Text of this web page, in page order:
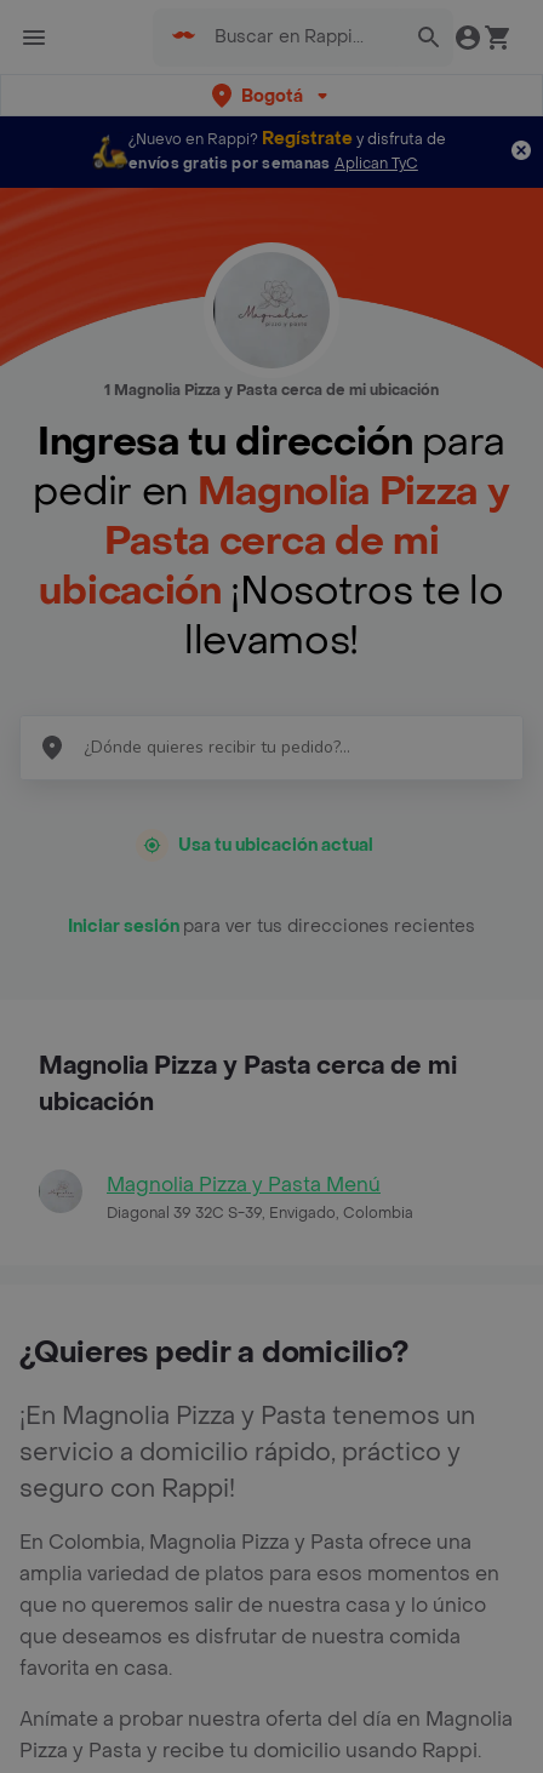
Bogotá
¿Nuevo en Rappi? Regístratey disfruta de
envíos gratis por semanas Aplican TyC
1 Magnolia Pizza y Pasta cerca de mi ubicación
Ingresa tu dirección para
pedir en Magnolia Pizza y
Pasta cerca de mi
ubicación ¡Nosotros te lo
llevamos!
Usa tu ubicación actual
Iniciar sesión para ver tus direcciones recientes
Magnolia Pizza y Pasta cerca de mi
ubicación
Magnolia Pizza y Pasta Menú
Diagonal 39 32C S-39, Envigado, Colombia
¿Quieres pedir a domicilio?
¡En Magnolia Pizza y Pasta tenemos un
servicio a domicilio rápido, práctico y
seguro con Rappi!
En Colombia, Magnolia Pizza y Pasta ofrece una
amplia variedad de platos para esos momentos en
que no queremos salir de nuestra casa y lo único
que deseamos es disfrutar de nuestra comida
favorita en casa.
Anímate a probar nuestra oferta del día en Magnolia
Pizza y Pasta y recibe tu domicilio usando Rappi.